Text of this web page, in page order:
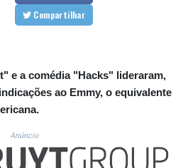
CUC 1.155508
CUP 30.620975
DKK 7.475388
DOP 67.30804
DZD 153.466204
ETB 184.823403
Compartilhar
e a comédia "Hacks" lideraram,
ao Emmy, o equivalente
Anúncio